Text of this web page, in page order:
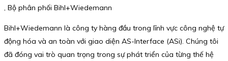
, Bộ phân phối Bihl+Wiedemann
Bihl+Wiedemann là công ty hàng đầu trong lĩnh vực công nghệ tự
động hóa và an toàn với giao diện AS-Interface (ASi). Chúng tôi
đã đóng vai trò quan trọng trong sự phát triển của từng thế hệ